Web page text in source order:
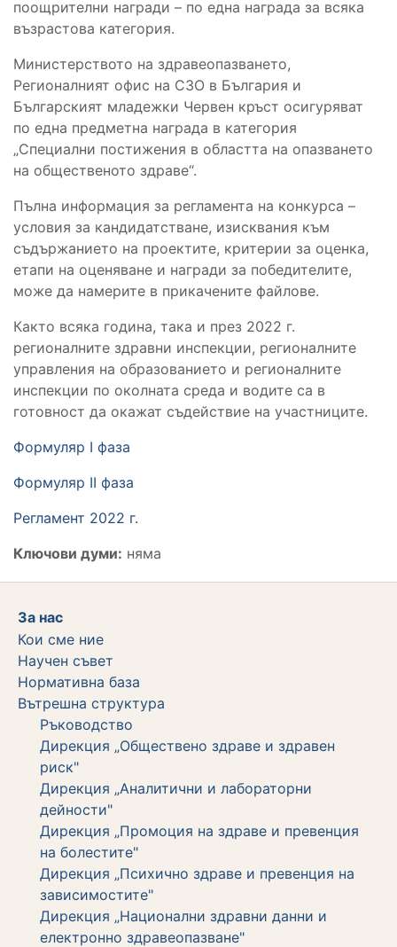
поощрителни награди – по една награда за всяка
възрастова категория.
Министерството на здравеопазването,
Регионалният офис на СЗО в България и
Българският младежки Червен кръст осигуряват
по една предметна награда в категория
„Специални постижения в областта на опазването
на общественото здраве“.
Пълна информация за регламента на конкурса –
условия за кандидатстване, изисквания към
съдържанието на проектите, критерии за оценка,
етапи на оценяване и награди за победителите,
може да намерите в прикачените файлове.
Както всяка година, така и през 2022 г.
регионалните здравни инспекции, регионалните
управления на образованието и регионалните
инспекции по околната среда и водите са в
готовност да окажат съдействие на участниците.
Формуляр I фаза
Формуляр II фаза
Регламент 2022 г.
Ключови думи: няма
За нас
Кои сме ние
Научен съвет
Нормативна база
Вътрешна структура
Ръководство
Дирекция „Обществено здраве и здравен
риск"
Дирекция „Аналитични и лабораторни
дейности"
Дирекция „Промоция на здраве и превенция
на болестите"
Дирекция „Психично здраве и превенция на
зависимостите"
Дирекция „Национални здравни данни и
електронно здравеопазване"